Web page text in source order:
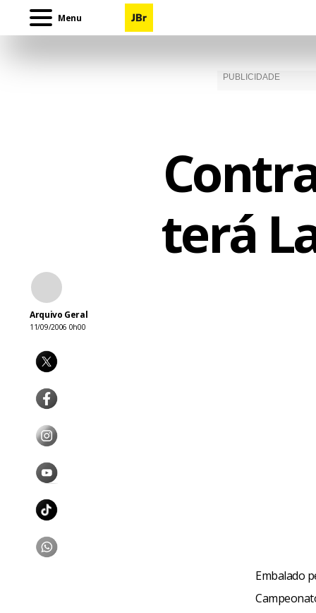
Menu
terá
Arquivo Geral
11/09/2006 0h00
Embalado